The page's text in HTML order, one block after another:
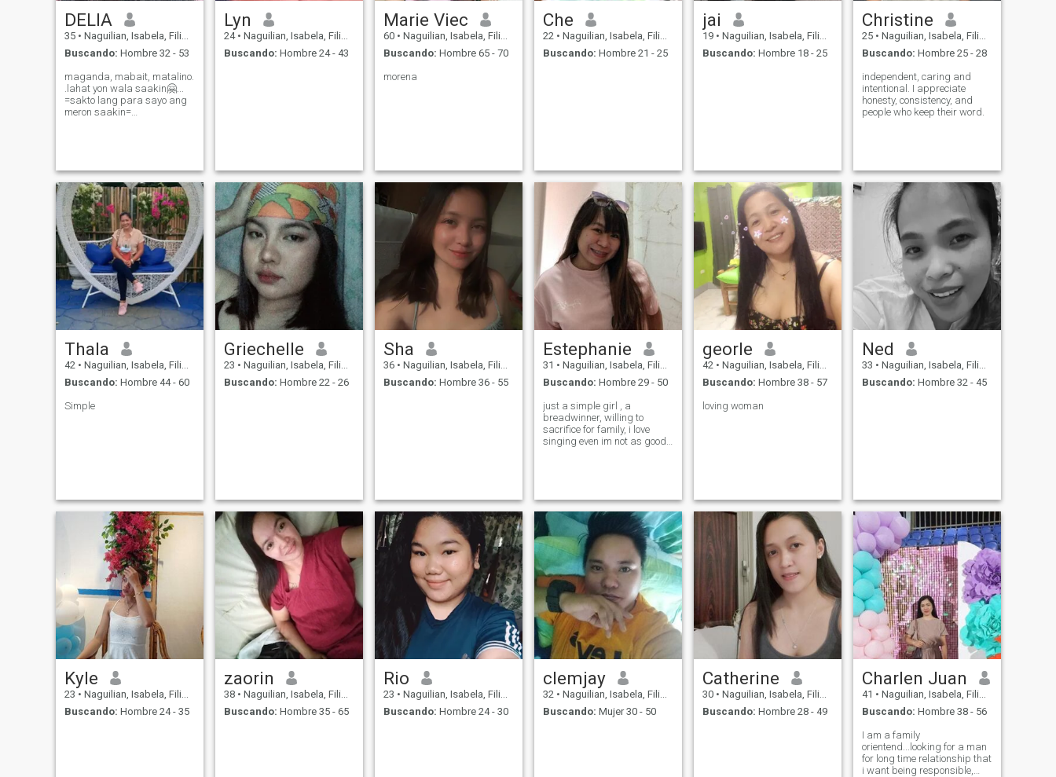
DELIA
35 • Naguilian, Isabela, Filipinas
Buscando: Hombre 32 - 53
maganda, mabait, matalino.
.lahat yon wala saakin🤗...
=sakto lang para sayo ang
meron saakin=
Lyn
24 • Naguilian, Isabela, Filipinas
Buscando: Hombre 24 - 43
Marie Viec
60 • Naguilian, Isabela, Filipinas
Buscando: Hombre 65 - 70
morena
Che
22 • Naguilian, Isabela, Filipinas
Buscando: Hombre 21 - 25
jai
19 • Naguilian, Isabela, Filipinas
Buscando: Hombre 18 - 25
Christine
25 • Naguilian, Isabela, Filipinas
Buscando: Hombre 25 - 28
independent, caring and
intentional. I appreciate
honesty, consistency, and
people who keep their word.
Thala
42 • Naguilian, Isabela, Filipinas
Buscando: Hombre 44 - 60
Simple
Griechelle
23 • Naguilian, Isabela, Filipinas
Buscando: Hombre 22 - 26
Sha
36 • Naguilian, Isabela, Filipinas
Buscando: Hombre 36 - 55
Estephanie
31 • Naguilian, Isabela, Filipinas
Buscando: Hombre 29 - 50
just a simple girl , a
breadwinner, willing to
sacrifice for family, i love
singing even im not as good
georle
42 • Naguilian, Isabela, Filipinas
Buscando: Hombre 38 - 57
loving woman
Ned
33 • Naguilian, Isabela, Filipinas
Buscando: Hombre 32 - 45
Kyle
23 • Naguilian, Isabela, Filipinas
Buscando: Hombre 24 - 35
zaorin
38 • Naguilian, Isabela, Filipinas
Buscando: Hombre 35 - 65
Rio
23 • Naguilian, Isabela, Filipinas
Buscando: Hombre 24 - 30
clemjay
32 • Naguilian, Isabela, Filipinas
Buscando: Mujer 30 - 50
Catherine
30 • Naguilian, Isabela, Filipinas
Buscando: Hombre 28 - 49
Charlen Juan
41 • Naguilian, Isabela, Filipinas
Buscando: Hombre 38 - 56
I am a family
orientend...looking for a man
for long time relationship that
i want being responsible,